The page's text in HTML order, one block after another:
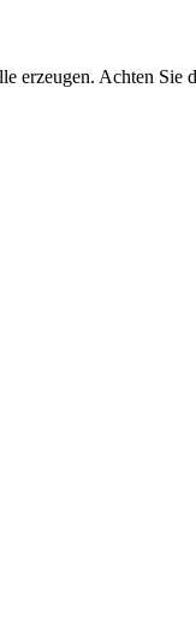
erzeugen. Achten Sie